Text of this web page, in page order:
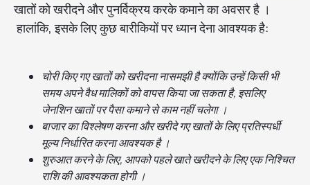
खातों को खरीदने और पुनर्विक्रय करके कमाने का अवसर है ।
हालांकि, इसके लिए कुछ बारीकियों पर ध्यान देना आवश्यक है:
चोरी किए गए खातों को खरीदना नासमझी है क्योंकि उन्हें किसी भी
समय अपने वैध मालिकों को वापस किया जा सकता है, इसलिए
जेनशिन खातों पर पैसा कमाने से काम नहीं चलेगा ।
बाजार का विश्लेषण करना और खरीदे गए खातों के लिए प्रतिस्पर्धी
मूल्य निर्धारित करना आवश्यक है ।
शुरुआत करने के लिए, आपको पहले खाते खरीदने के लिए एक निश्चित
राशि की आवश्यकता होगी ।